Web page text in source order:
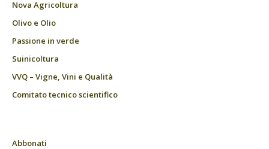
Nova Agricoltura
Olivo e Olio
Passione in verde
Suinicoltura
VVQ – Vigne, Vini e Qualità
Comitato tecnico scientifico
Abbonati